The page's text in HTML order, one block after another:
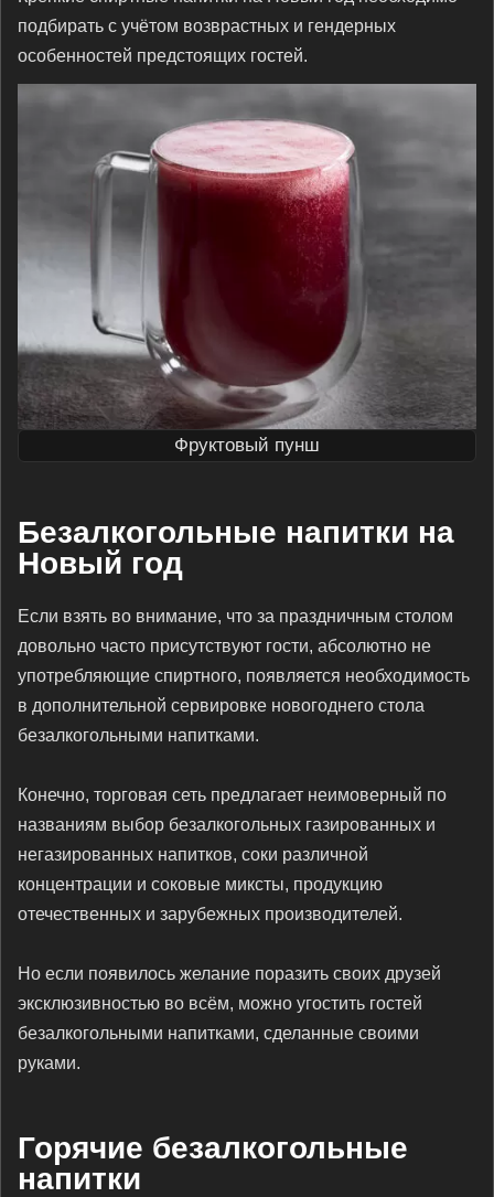
подбирать с учётом возврастных и гендерных
особенностей предстоящих гостей.
Фруктовый пунш
Безалкогольные напитки на
Новый год
Если взять во внимание, что за праздничным столом
довольно часто присутствуют гости, абсолютно не
употребляющие спиртного, появляется необходимость
в дополнительной сервировке новогоднего стола
безалкогольными напитками.
Конечно, торговая сеть предлагает неимоверный по
названиям выбор безалкогольных газированных и
негазированных напитков, соки различной
концентрации и соковые миксты, продукцию
отечественных и зарубежных производителей.
Но если появилось желание поразить своих друзей
эксклюзивностью во всём, можно угостить гостей
безалкогольными напитками, сделанные своими
руками.
Горячие безалкогольные
напитки